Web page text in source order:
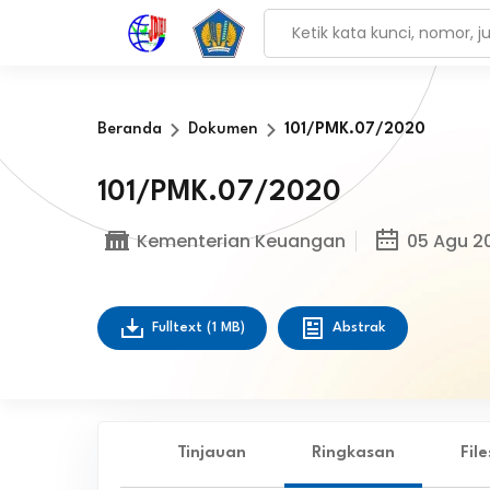
Beranda Dokumen 101/PMK.07/2020
101/PMK.07/2020
Kementerian Keuangan 05 Agu
Fulltext (1 MB) Abstrak
Tinjauan Ringkasan